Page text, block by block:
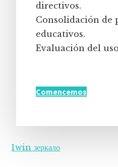
directivos.
Consolidación de
educativos.
Evaluación del
Comencemos
1win зеркало